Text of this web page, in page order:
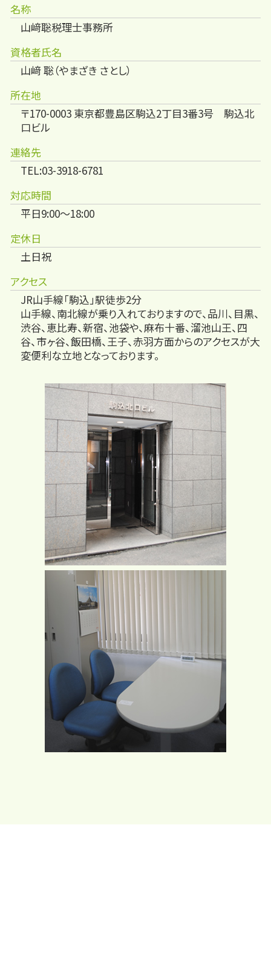
名称
山﨑聡税理士事務所
資格者氏名
山﨑 聡（やまざき さとし）
所在地
〒170-0003 東京都豊島区駒込2丁目3番3号 駒込北
口ビル
連絡先
TEL:03-3918-6781
対応時間
平日9:00～18:00
定休日
土日祝
アクセス
JR山手線「駒込」駅徒歩2分
山手線、南北線が乗り入れておりますので、品川、目黒、
渋谷、恵比寿、新宿、池袋や、麻布十番、溜池山王、四
谷、市ヶ谷、飯田橋、王子、赤羽方面からのアクセスが大
変便利な立地となっております。